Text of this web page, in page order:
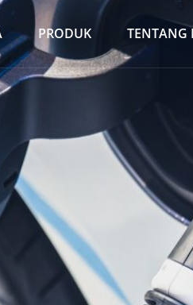
PRODUK TENTANG